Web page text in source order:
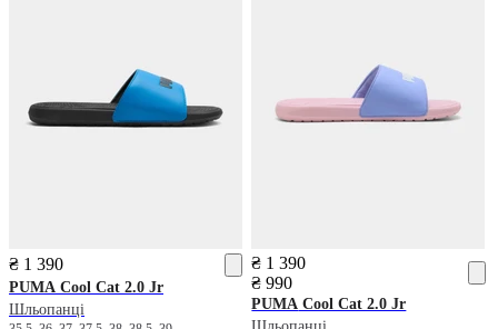
₴ 1 390
PUMA Cool Cat 2.0 Jr
Шльопанці
₴ 1 390
₴ 990
PUMA Cool Cat 2.0 Jr